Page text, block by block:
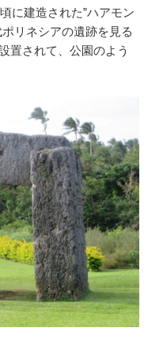
に建造された”ハアモン
リネシアの遺跡を見る
置されて、公園のよう